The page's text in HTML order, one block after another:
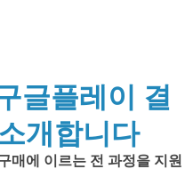
글플레이 결
개합니다
매에 이르는 전 과정을 지원